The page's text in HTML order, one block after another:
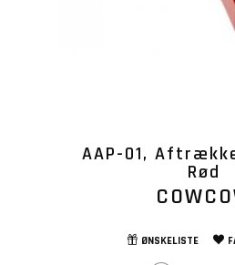
AAP-01,
Rød
ØNSKELISTE